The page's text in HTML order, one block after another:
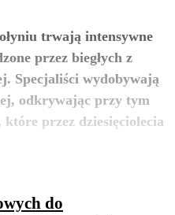
trwają intensywne
przez biegłych z
Specjaliści wydobywają
odkrywając przy tym
przez dziesięciolecia
więcej
do